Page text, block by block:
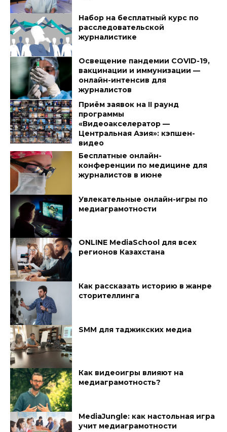
Набор на бесплатный курс по
расследовательской
журналистике
Освещение пандемии COVID-19,
вакцинации и иммунизации —
онлайн-интенсив для
журналистов
Приём заявок на II раунд
программы
«Видеоакселератор —
Центральная Азия»: кэпшен-
видео
Бесплатные онлайн-
конференции по медицине для
журналистов в июне
Увлекательные онлайн-игры по
медиаграмотности
ONLINE MediaSchool для всех
регионов Казахстана
Как рассказать историю в жанре
сторителлинга
SMM для таджикских медиа
Как видеоигры влияют на
медиаграмотность?
MediaJungle: как настольная игра
учит медиаграмотности